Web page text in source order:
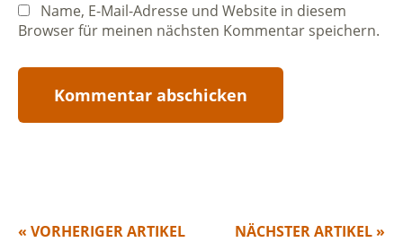
Name, E-Mail-Adresse und Website in diesem
Browser für meinen nächsten Kommentar speichern.
NÄCHSTER ARTIKEL »
« VORHERIGER ARTIKEL